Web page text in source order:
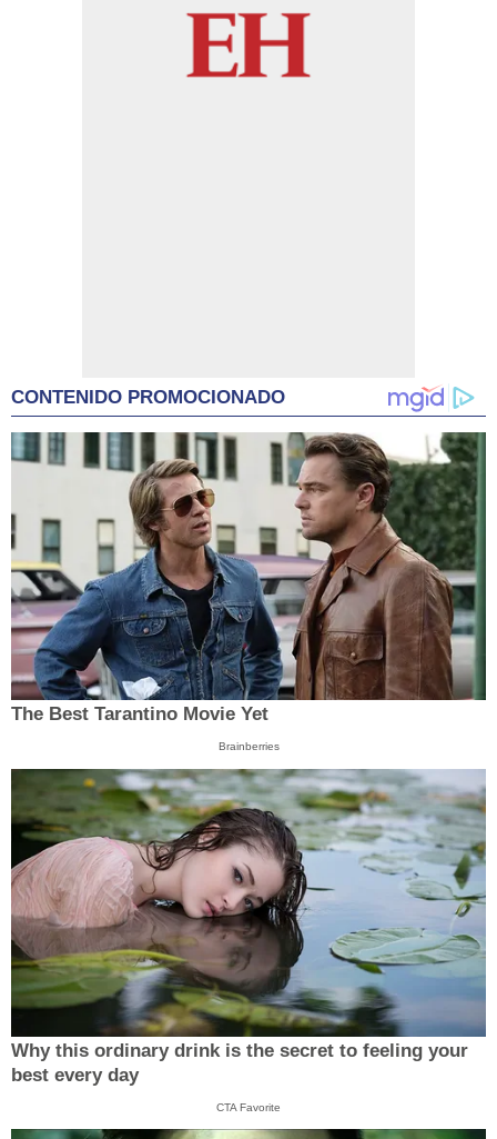
CONTENIDO PROMOCIONADO
The Best Tarantino Movie Yet
Brainberries
Why this ordinary drink is the secret to feeling your
best every day
CTA Favorite